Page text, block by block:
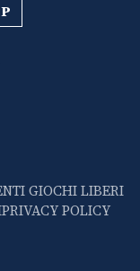
GIOCHI LIBERI
PRIVACY POLICY